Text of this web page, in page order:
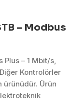
– Modbus
Plus – 1 Mbit/s,
Kontrolörler
ürünüdür. Ürün